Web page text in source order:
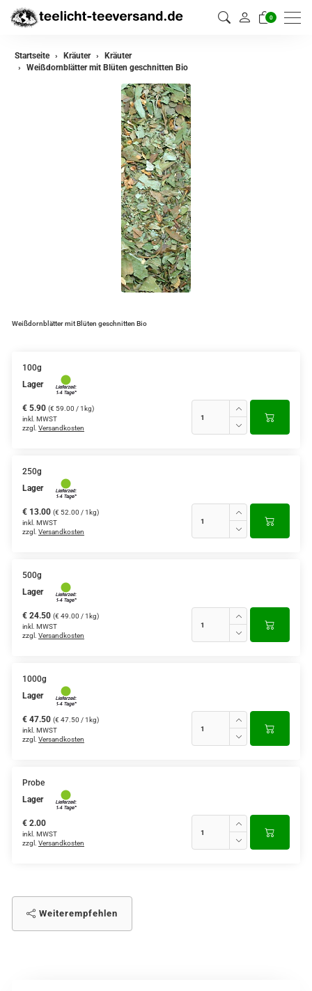
0
zurück
Startseite Kräuter
Kräuter
Weißdornblätter mit Blüten geschnitten Bio
Weißdornblätter mit Blüten geschnitten Bio
100g
Lager
€ 5.90 (€ 59.00 / 1kg)
inkl. MWST
zzgl. Versandkosten
250g
Lager
€ 13.00 (€ 52.00 / 1kg)
inkl. MWST
zzgl. Versandkosten
500g
Lager
€ 24.50 (€ 49.00 / 1kg)
inkl. MWST
zzgl. Versandkosten
1000g
Lager
€ 47.50 (€ 47.50 / 1kg)
inkl. MWST
zzgl. Versandkosten
Probe
Lager
€ 2.00
inkl. MWST
zzgl. Versandkosten
Weiterempfehlen